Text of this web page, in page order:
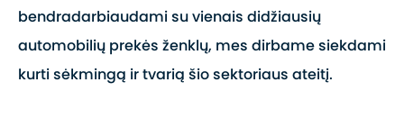
bendradarbiaudami su vienais didžiausių
automobilių prekės ženklų, mes dirbame siekdami
kurti sėkmingą ir tvarią šio sektoriaus ateitį.